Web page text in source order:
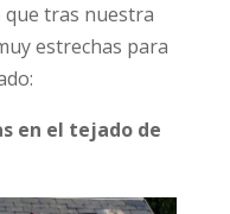
tras nuestra
estrechas para
en el tejado de